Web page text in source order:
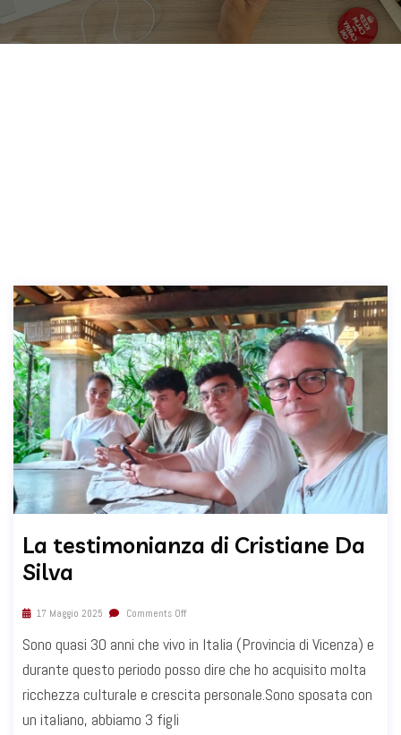
La testimonianza di Cristiane Da
Silva
17 Maggio 2025 Comments Off
Sono quasi 30 anni che vivo in Italia (Provincia di Vicenza) e
durante questo periodo posso dire che ho acquisito molta
ricchezza culturale e crescita personale.Sono sposata con
un italiano, abbiamo 3 figli